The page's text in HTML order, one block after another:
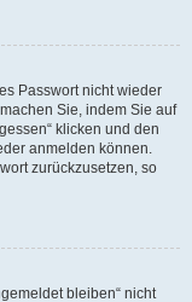
Passwort nicht wieder
Sie, indem Sie auf
klicken und den
anmelden können.
zurückzusetzen, so
bleiben“ nicht